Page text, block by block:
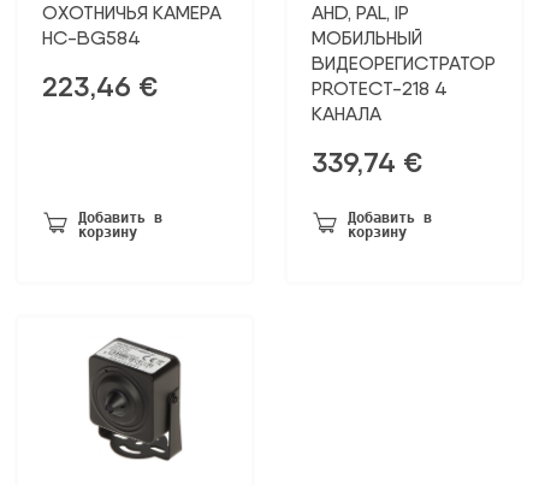
ОХОТНИЧЬЯ КАМЕРА
HC-BG584
223,46 €
Добавить в
корзину
AHD, PAL, IP
МОБИЛЬНЫЙ
ВИДЕОРЕГИСТРАТОР
PROTECT-218 4
КАНАЛА
339,74 €
Добавить в
корзину